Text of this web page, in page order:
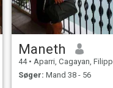
Maneth
44 • Aparri, Cagayan, Filippinerne
Søger: Mand 38 - 56